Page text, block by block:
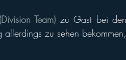
Team)
zu sehen bekommen,